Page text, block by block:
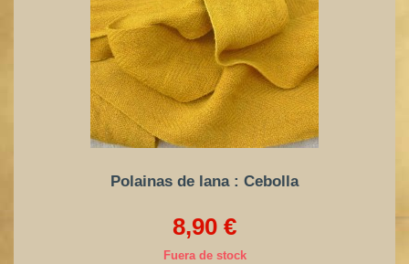
Polainas de lana : Cebolla
8,90 €
Fuera de stock